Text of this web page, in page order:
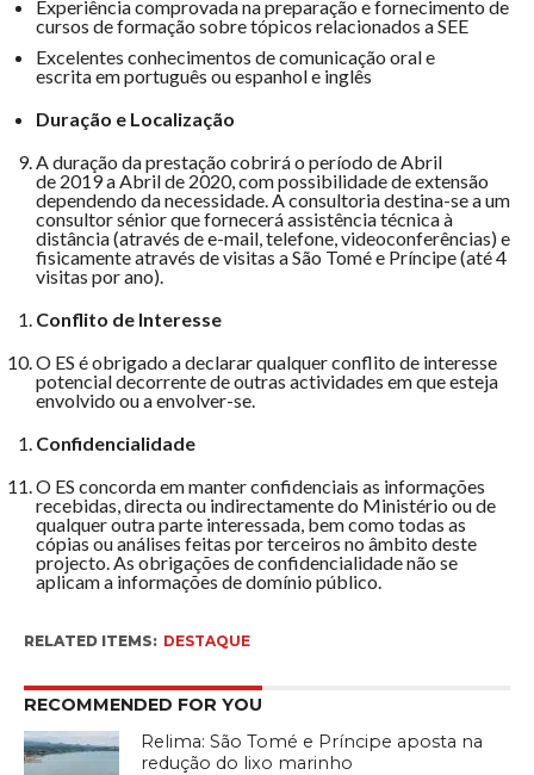
Experiência comprovada na preparação e fornecimento de
cursos de formação sobre tópicos relacionados a SEE
Excelentes conhecimentos de comunicação oral e
escrita em português ou espanhol e inglês
Duração e Localização
A duração da prestação cobrirá o período de Abril
de 2019 a Abril de 2020, com possibilidade de extensão
dependendo da necessidade. A consultoria destina-se a um
consultor sénior que fornecerá assistência técnica à
distância (através de e-mail, telefone, videoconferências) e
fisicamente através de visitas a São Tomé e Príncipe (até 4
visitas por ano).
Conflito de Interesse
O ES é obrigado a declarar qualquer conflito de interesse
potencial decorrente de outras actividades em que esteja
envolvido ou a envolver-se.
Confidencialidade
O ES concorda em manter confidenciais as informações
recebidas, directa ou indirectamente do Ministério ou de
qualquer outra parte interessada, bem como todas as
cópias ou análises feitas por terceiros no âmbito deste
projecto. As obrigações de confidencialidade não se
aplicam a informações de domínio público.
RELATED ITEMS: DESTAQUE
RECOMMENDED FOR YOU
Relima: São Tomé e Príncipe aposta na
redução do lixo marinho